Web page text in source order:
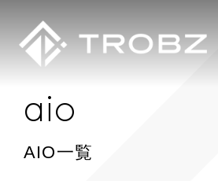
aio
AIO一覧